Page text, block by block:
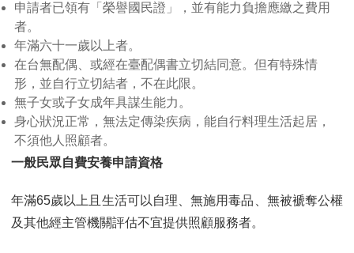
申請者已領有「榮譽國民證」，並有能力負擔應繳之費用
者。
年滿六十一歲以上者。
在台無配偶、或經在臺配偶書立切結同意。但有特殊情
形，並自行立切結者，不在此限。
無子女或子女成年具謀生能力。
身心狀況正常，無法定傳染疾病，能自行料理生活起居，
不須他人照顧者。
一般民眾自費安養申請資格
年滿65歲以上且生活可以自理、無施用毒品、無被褫奪公權
及其他經主管機關評估不宜提供照顧服務者。